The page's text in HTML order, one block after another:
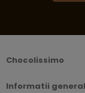
Chocolissimo
Informatii